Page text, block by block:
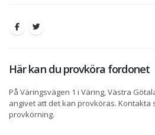
Här kan du provköra fordonet
På Väringsvägen 1 i Väring, Västra
angivet att det kan provköras. Kontakta
provkörning.